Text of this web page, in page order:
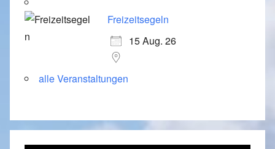
Freizeitsegeln
15 Aug. 26
alle Veranstaltungen